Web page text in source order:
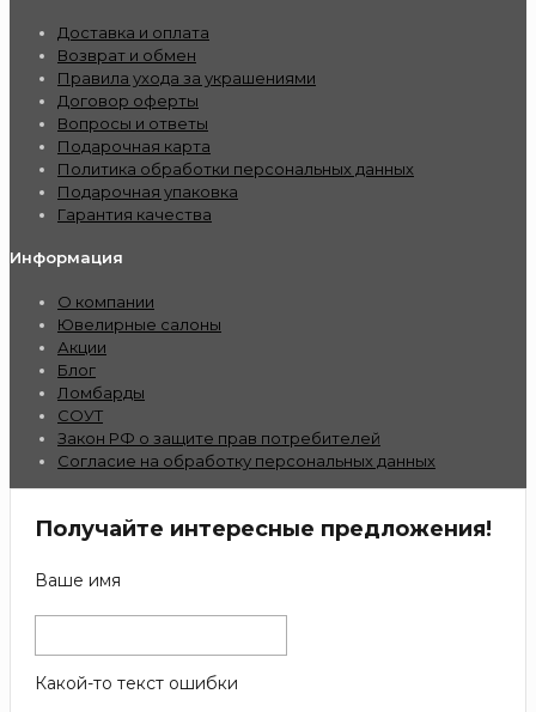
Доставка и оплата
Возврат и обмен
Правила ухода за украшениями
Договор оферты
Вопросы и ответы
Подарочная карта
Политика обработки персональных данных
Подарочная упаковка
Гарантия качества
Информация
О компании
Ювелирные салоны
Акции
Блог
Ломбарды
СОУТ
Закон РФ о защите прав потребителей
Согласие на обработку персональных данных
Получайте интересные предложения!
Ваше имя
Какой-то текст ошибки